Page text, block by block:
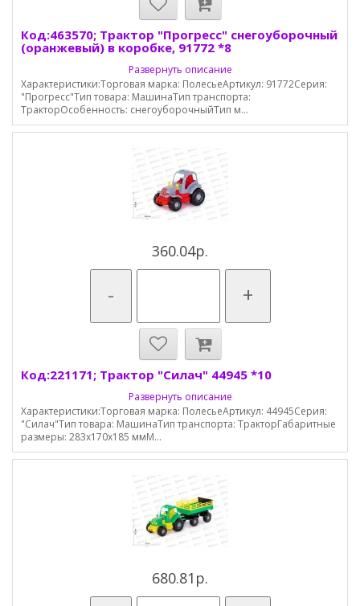
Код:463570; Трактор "Прогресс" снегоуборочный
(оранжевый) в коробке, 91772 *8
Развернуть описание
Характеристики:Торговая марка: ПолесьеАртикул: 91772Серия:
"Прогресс"Тип товара: МашинаТип транспорта:
ТракторОсобенность: снегоуборочныйТип м...
360.04р.
- +
Код:221171; Трактор "Силач" 44945 *10
Развернуть описание
Характеристики:Торговая марка: ПолесьеАртикул: 44945Серия:
"Силач"Тип товара: МашинаТип транспорта: ТракторГабаритные
размеры: 283х170х185 ммМ...
680.81р.